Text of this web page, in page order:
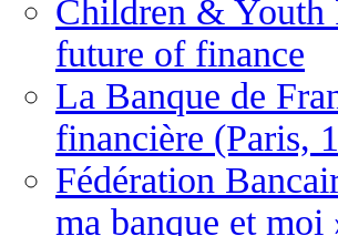
Children & Youth
future of finance
La Banque de
financière (Paris,
Fédération
ma banque et moi